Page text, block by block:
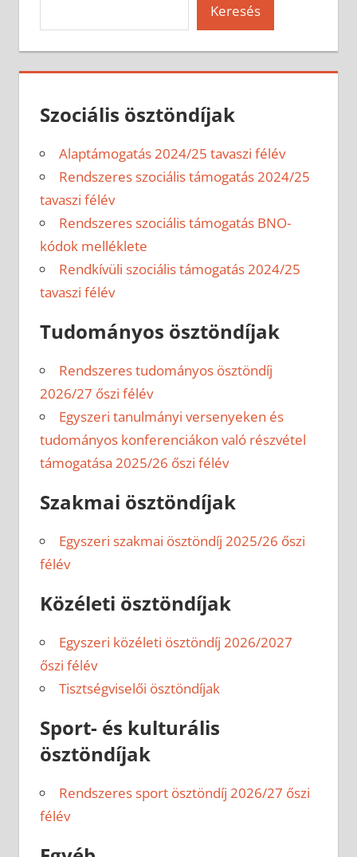
Keresés
Szociális ösztöndíjak
Alaptámogatás 2024/25 tavaszi félév
Rendszeres szociális támogatás 2024/25
tavaszi félév
Rendszeres szociális támogatás BNO-
kódok melléklete
Rendkívüli szociális támogatás 2024/25
tavaszi félév
Tudományos ösztöndíjak
Rendszeres tudományos ösztöndíj
2026/27 őszi félév
Egyszeri tanulmányi versenyeken és
tudományos konferenciákon való részvétel
támogatása 2025/26 őszi félév
Szakmai ösztöndíjak
Egyszeri szakmai ösztöndíj 2025/26 őszi
félév
Közéleti ösztöndíjak
Egyszeri közéleti ösztöndíj 2026/2027
őszi félév
Tisztségviselői ösztöndíjak
Sport- és kulturális
ösztöndíjak
Rendszeres sport ösztöndíj 2026/27 őszi
félév